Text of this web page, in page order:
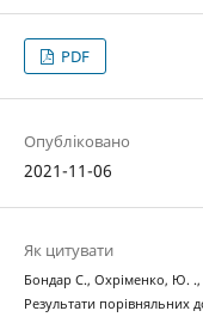
PDF
Опубліковано
2021-11-06
Як цитувати
Бондар C., Охріменко, Ю.
Результати порівняльних